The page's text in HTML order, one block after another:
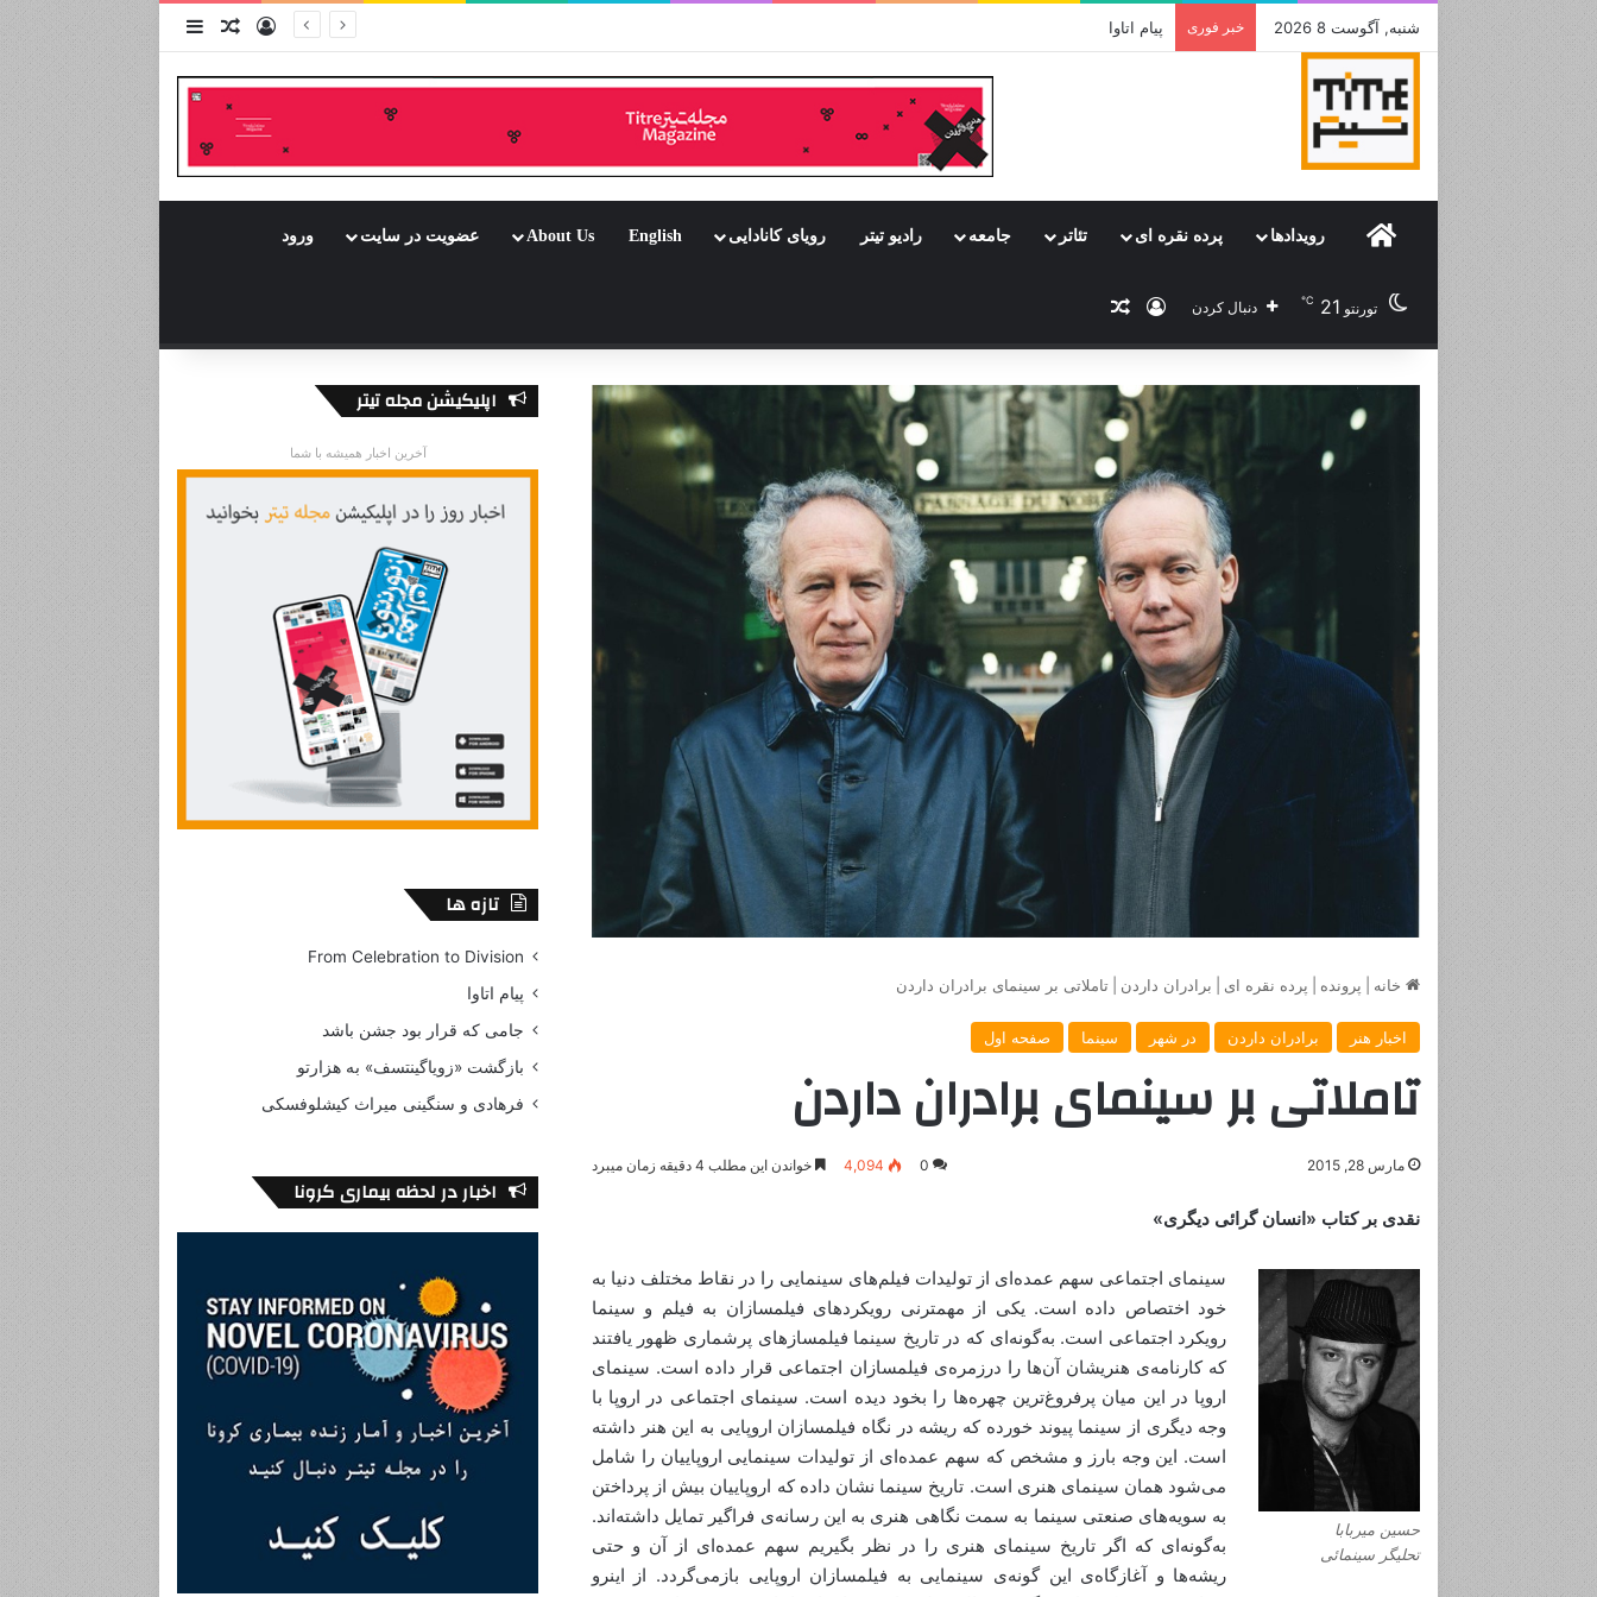
شنبه, آگوست 8 2026 خبر فوری جامی که قرار بود جشن باشد ورودنوشته تصادفی
سایدبار
Homeرویدادها پرده نقره ای تئاتر جامعه رادیو تیتر رویای کانادایی English
About Us عضویت در سایت ورود
تورنتو 21
℃ دنبال کردن ورود
خانه پرونده پرده نقره ای برادران داردن تاملاتی بر سینمای برادران داردن
اخبار هنر برادران داردن در شهر سینما صفحه اول
تاملاتی بر سینمای برادران داردن
مارس 28, 2015 0
4,094 خواندن این مطلب 4 دقیقه زمان میبرد
نقدی بر کتاب «انسان گرائی دیگری»
حسین میربابا
تحلیگر سینمائی
سینمای اجتماعی سهم عمده‌ای از تولیدات فیلم‌های سینمایی را در نقاط مختلف دنیا به
خود اختصاص داده است. یکی از مهمترنی رویکردهای فیلمسازان به فیلم و سینما
رویکرد اجتماعی است. به‌گونه‌ای که در تاریخ سینما فیلمسازهای پرشماری ظهور یافتند
که کارنامه‌ی هنریشان آن‌ها را درزمره‌ی فیلمسازان اجتماعی قرار داده است. سینمای
اروپا در این میان پرفروغ‌ترین چهره‌ها را بخود دیده است. سینمای اجتماعی در اروپا با
وجه دیگری از سینما پیوند خورده که ریشه در نگاه فیلمسازان اروپایی به این هنر داشته
است. این وجه بارز و مشخص که سهم عمده‌ای از تولیدات سینمایی اروپاییان را شامل
می‌شود همان سینمای هنری است. تاریخ سینما نشان داده که اروپاییان بیش از پرداختن
به سویه‌های صنعتی سینما به سمت نگاهی هنری به این رسانه‌ی فراگیر تمایل داشته‌اند.
به‌گونه‌ای که اگر تاریخ سینمای هنری را در نظر بگیریم سهم عمده‌ای از آن و حتی
ریشه‌ها و آغازگاه‌ی این گونه‌ی سینمایی به فیلمسازان اروپایی بازمی‌گردد. از اینرو
اپلیکیشن مجله تیتر
آخرین اخبار همیشه با شما
تازه ها
From Celebration to Division
پیام اتاوا
جامی که قرار بود جشن باشد
بازگشت «زویاگینتسف» به هزارتو
فرهادی و سنگینی میراث کیشلوفسکی
اخبار در لحظه بیماری کرونا